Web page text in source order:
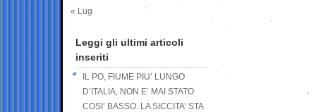
« Lug
Leggi gli ultimi articoli
inseriti
IL PO, FIUME PIU’ LUNGO
D’ITALIA, NON E’ MAI STATO
COSI’ BASSO. LA SICCITA’ STA